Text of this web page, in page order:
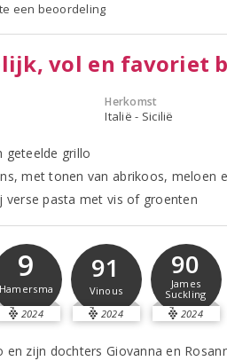
een beoordeling
vol en favoriet
Herkomst
Italië - Sicilië
geteelde grillo
met tonen van abrikoos, meloen
verse pasta met vis of groenten
9
Hamersma
2024
91
Vinous
2024
90
James
Suckling
2024
en zijn dochters Giovanna en